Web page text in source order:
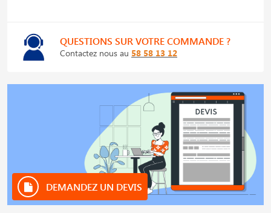
QUESTIONS SUR VOTRE COMMANDE ?
Contactez nous au 58 58 13 12
DEMANDEZ UN DEVIS